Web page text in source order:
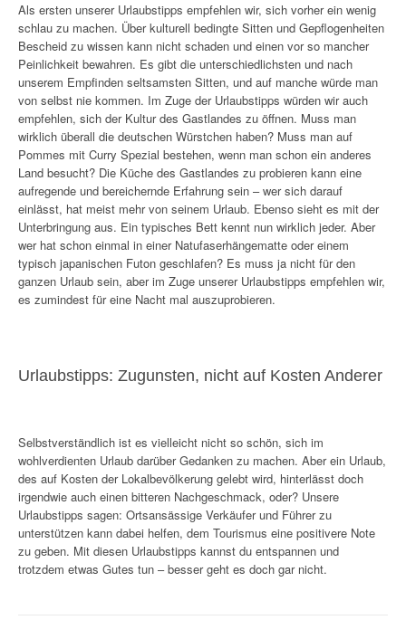
Als ersten unserer Urlaubstipps empfehlen wir, sich vorher ein wenig
schlau zu machen. Über kulturell bedingte Sitten und Gepflogenheiten
Bescheid zu wissen kann nicht schaden und einen vor so mancher
Peinlichkeit bewahren. Es gibt die unterschiedlichsten und nach
unserem Empfinden seltsamsten Sitten, und auf manche würde man
von selbst nie kommen. Im Zuge der Urlaubstipps würden wir auch
empfehlen, sich der Kultur des Gastlandes zu öffnen. Muss man
wirklich überall die deutschen Würstchen haben? Muss man auf
Pommes mit Curry Spezial bestehen, wenn man schon ein anderes
Land besucht? Die Küche des Gastlandes zu probieren kann eine
aufregende und bereichernde Erfahrung sein – wer sich darauf
einlässt, hat meist mehr von seinem Urlaub. Ebenso sieht es mit der
Unterbringung aus. Ein typisches Bett kennt nun wirklich jeder. Aber
wer hat schon einmal in einer Natufaserhängematte oder einem
typisch japanischen Futon geschlafen? Es muss ja nicht für den
ganzen Urlaub sein, aber im Zuge unserer Urlaubstipps empfehlen wir,
es zumindest für eine Nacht mal auszuprobieren.
Urlaubstipps: Zugunsten, nicht auf Kosten Anderer
Selbstverständlich ist es vielleicht nicht so schön, sich im
wohlverdienten Urlaub darüber Gedanken zu machen. Aber ein Urlaub,
des auf Kosten der Lokalbevölkerung gelebt wird, hinterlässt doch
irgendwie auch einen bitteren Nachgeschmack, oder? Unsere
Urlaubstipps sagen: Ortsansässige Verkäufer und Führer zu
unterstützen kann dabei helfen, dem Tourismus eine positivere Note
zu geben. Mit diesen Urlaubstipps kannst du entspannen und
trotzdem etwas Gutes tun – besser geht es doch gar nicht.